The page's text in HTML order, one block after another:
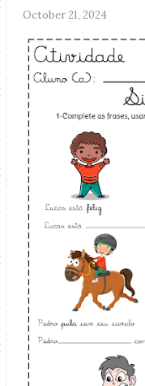
October 21, 2024